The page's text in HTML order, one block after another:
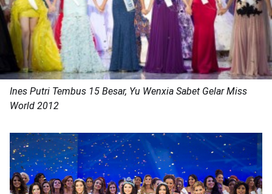
Ines Putri Tembus 15 Besar, Yu Wenxia Sabet Gelar Miss
World 2012